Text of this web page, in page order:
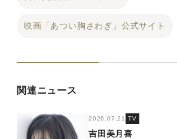
映画「あつい胸さわぎ」公式サイト
関連ニュース
2026.07.21 TV
吉田美月喜